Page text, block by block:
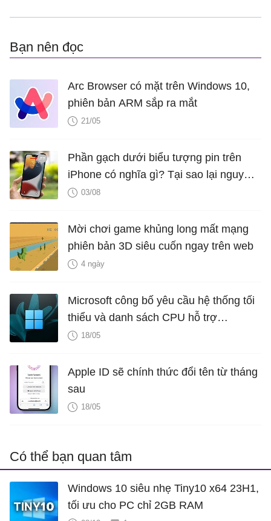
Bạn nên đọc
Arc Browser có mặt trên Windows 10,
phiên bản ARM sắp ra mắt
21/05
Phần gạch dưới biểu tượng pin trên
iPhone có nghĩa gì? Tại sao lại nguy
hiểm?
03/08
Mời chơi game khủng long mất mạng
phiên bản 3D siêu cuốn ngay trên web
4 ngày
Microsoft công bố yêu cầu hệ thống tối
thiểu và danh sách CPU hỗ trợ
Windows 11 LTSC 2024
18/05
Apple ID sẽ chính thức đổi tên từ tháng
sau
18/05
Có thể bạn quan tâm
Windows 10 siêu nhẹ Tiny10 x64 23H1,
tối ưu cho PC chỉ 2GB RAM